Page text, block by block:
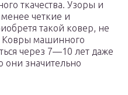
ткачества. Узоры и
четкие и
такой ковер, не
Ковры машинного
через 7—10 лет даже
они значительно